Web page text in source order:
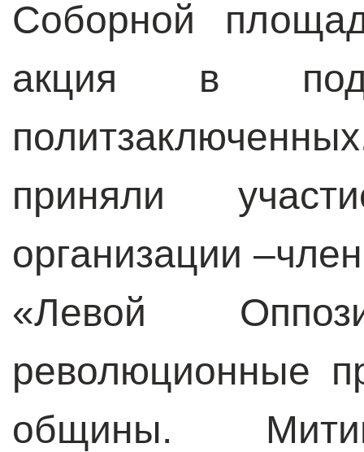
Соборной
акция в
приняли
организации
«Левой
революционные
общины.